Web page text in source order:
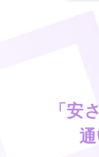
「安